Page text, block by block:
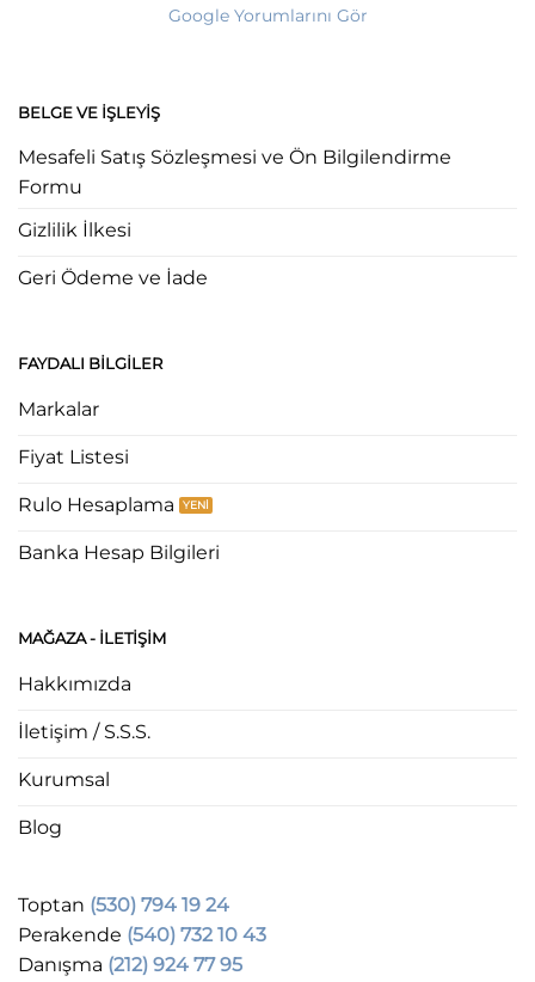
Google Yorumlarını Gör
BELGE VE İŞLEYIŞ
Mesafeli Satış Sözleşmesi ve Ön Bilgilendirme
Formu
Gizlilik İlkesi
Geri Ödeme ve İade
FAYDALI BILGILER
Markalar
Fiyat Listesi
Rulo Hesaplama
Banka Hesap Bilgileri
MAĞAZA - ILETIŞIM
Hakkımızda
İletişim / S.S.S.
Kurumsal
Blog
Toptan (530) 794 19 24
Perakende (540) 732 10 43
Danışma (212) 924 77 95